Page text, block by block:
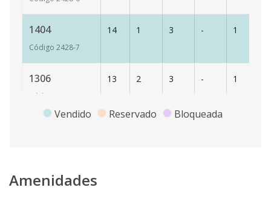
1404
Código 2428-7
14 1 3 - 1
1306
Código
13 2 3 - 1
1406
Vendido Reservado Bloqueada
Amenidades